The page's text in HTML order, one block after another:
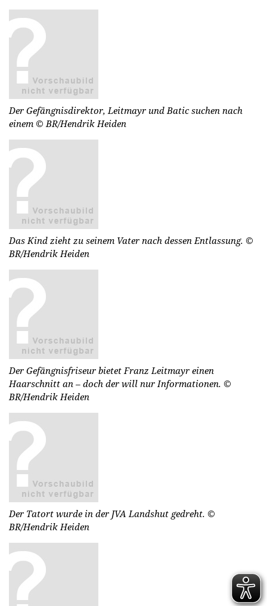
Der Gefängnisdirektor, Leitmayr und Batic suchen nach
einem © BR/Hendrik Heiden
Das Kind zieht zu seinem Vater nach dessen Entlassung. ©
BR/Hendrik Heiden
Der Gefängnisfriseur bietet Franz Leitmayr einen
Haarschnitt an – doch der will nur Informationen. ©
BR/Hendrik Heiden
Der Tatort wurde in der JVA Landshut gedreht. ©
BR/Hendrik Heiden